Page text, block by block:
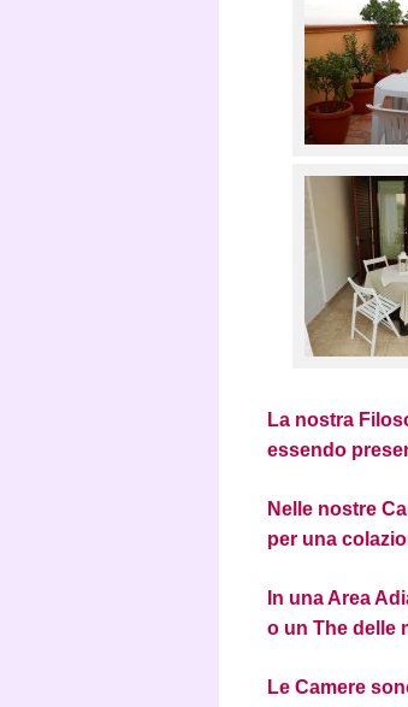
La nostra
essendo
Nelle nostre
per una
In una Area
o un The delle
Le Camere